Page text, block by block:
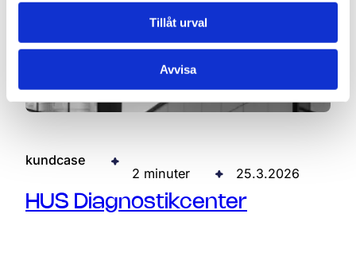
Tillåt urval
Avvisa
kundcase
2 minuter
25.3.2026
HUS Diagnostikcenter